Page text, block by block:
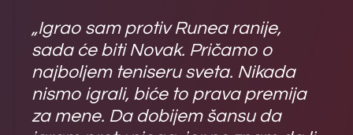
„Igrao sam protiv Runea ranije,
sada će biti Novak. Pričamo o
najboljem teniseru sveta. Nikada
nismo igrali, biće to prava premija
za mene. Da dobijem šansu da